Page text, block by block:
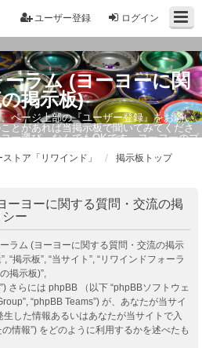
ログイン
ユーザー登録
ラム (ヨーヨーに関
掲示板)
ページ上部の『ユーザー登録』をお願い
とがあれば当掲示板で聞いてみてくださ
ー選び、なんでもOKです。ヨーヨーのプ
トア「リワインド」 掲示板トップ
ーヨーに関する質問・交流の掲
ー
ラム (ヨーヨーに関する質問・交流の掲示
“掲示板”, “当サイト”, “リワインドフォーラ
掲示板)”,
さらには phpBB （以下 “phpBBソフトウェ
“phpBB Teams”) が、あなたが当サイ
した情報あるいはあなたが当サイトで入
情報”) をどのように利用するかを述べたも